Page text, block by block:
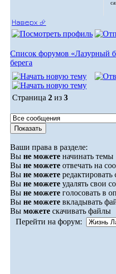
Наверх ⮵
Список форумов «Лазурный
берега
Страница 2 из 3
Ваши права в разделе:
Вы не можете начинать темы
Вы не можете отвечать на
Вы не можете
Вы не можете удалять свои
Вы не можете голосовать в
Вы не можете вкладывать
Вы можете скачивать файлы
Перейти на форум: